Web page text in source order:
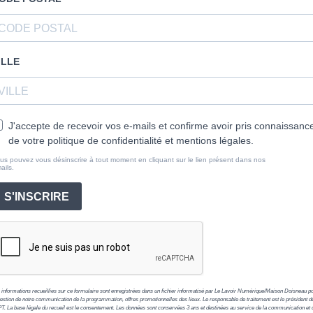
J'accepte de recevoir vos e-mails et confirme avoir pris
de votre politique de confidentialité et mentions légales.
pouvez vous désinscrire à tout moment en cliquant sur le lien présent dans nos
S'INSCRIRE
informations recueillies sur ce formulaire sont enregistrées dans un fichier informatisé par Le Lavoir Numérique/Maison Doisneau
de notre communication de la programmation, offres promotionnelles des lieux. Le responsable de traitement est le président
La base légale du recueil est le consentement. Les données sont conservées 3 ans et destinées au service de la communication et